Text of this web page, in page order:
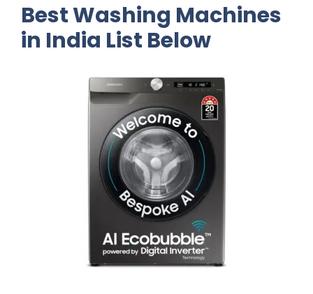
Best Washing Machines
in India List Below